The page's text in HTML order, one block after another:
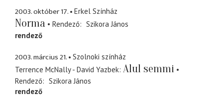
2003. október 17. Erkel Színház
Norma Rendező
Szikora János
rendező
2003. március 21.
Szolnoki színház
Terrence McNally - David Yazbek Alul semmi
Rendező
Szikora János
rendező